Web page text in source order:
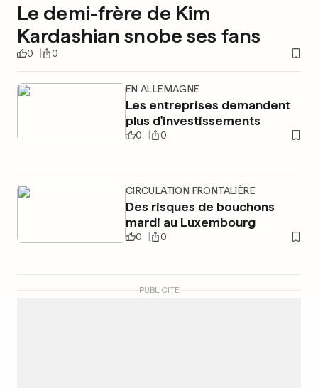
Le demi-frère de Kim
Kardashian snobe ses fans
0 0
EN ALLEMAGNE
Les entreprises demandent
plus d'investissements
0 0
CIRCULATION FRONTALIÈRE
Des risques de bouchons
mardi au Luxembourg
0 0
PUBLICITÉ